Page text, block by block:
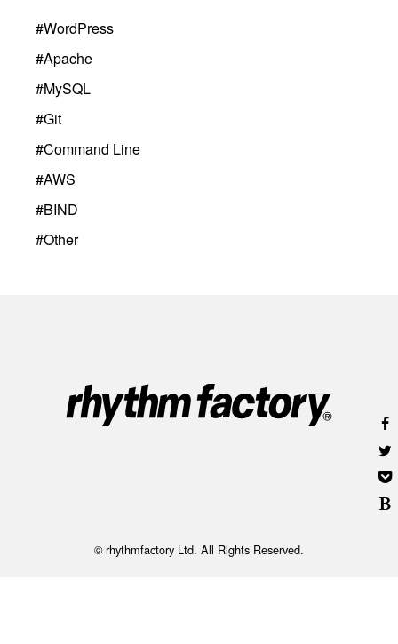
#WordPress
#Apache
#MySQL
#Git
#Command Line
#AWS
#BIND
#Other
© rhythmfactory Ltd. All Rights Reserved.